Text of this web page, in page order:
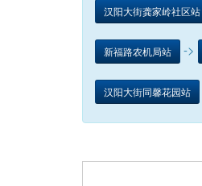
汉阳大街龚家岭社区站
新福路农机局站 ->
汉阳大街同馨花园站